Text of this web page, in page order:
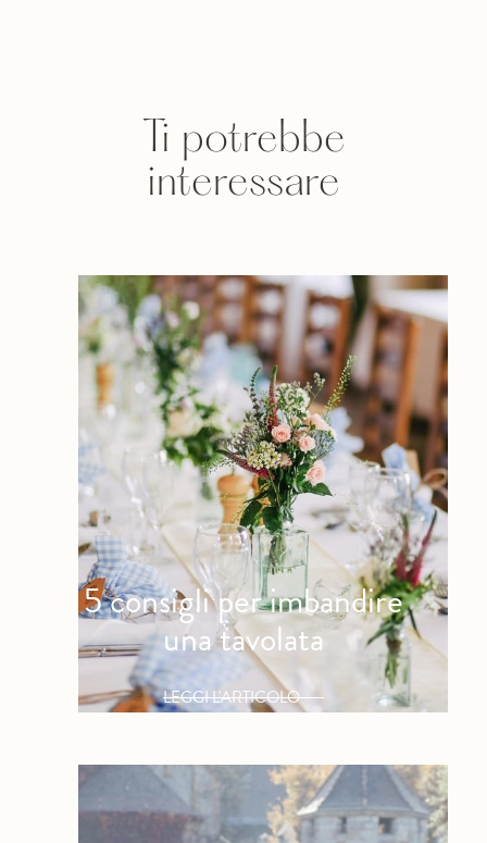
Ti potrebbe
interessare
5 consigli per imbandire
una tavolata
LEGGI L'ARTICOLO